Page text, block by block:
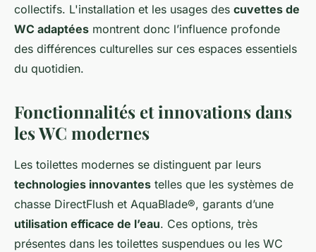
collectifs. L'installation et les usages des cuvettes de
WC adaptées montrent donc l’influence profonde
des différences culturelles sur ces espaces essentiels
du quotidien.
Fonctionnalités et innovations dans
les WC modernes
Les toilettes modernes se distinguent par leurs
technologies innovantes telles que les systèmes de
chasse DirectFlush et AquaBlade®, garants d’une
utilisation efficace de l’eau. Ces options, très
présentes dans les toilettes suspendues ou les WC